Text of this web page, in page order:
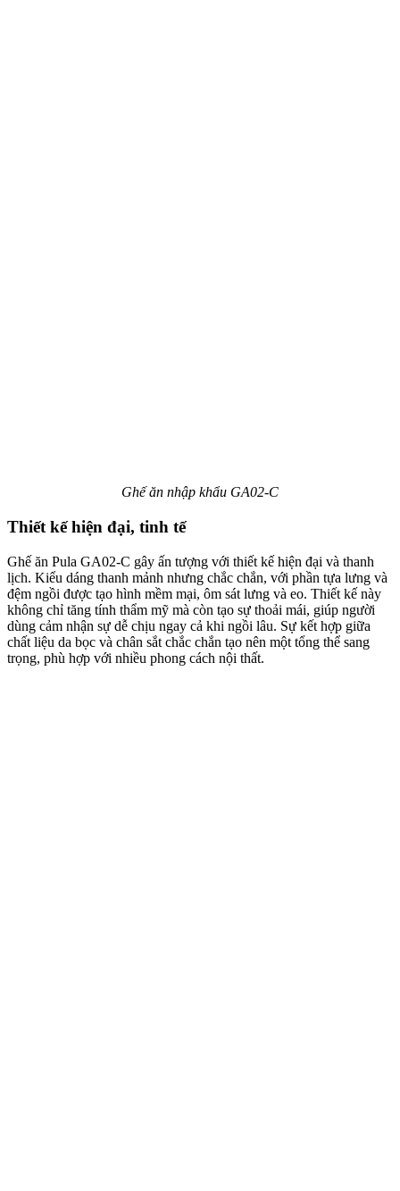
Ghế ăn nhập khẩu GA02-C
Thiết kế hiện đại, tinh tế
Ghế ăn Pula GA02-C gây ấn tượng với thiết kế hiện đại và thanh
lịch. Kiểu dáng thanh mảnh nhưng chắc chắn, với phần tựa lưng và
đệm ngồi được tạo hình mềm mại, ôm sát lưng và eo. Thiết kế này
không chỉ tăng tính thẩm mỹ mà còn tạo sự thoải mái, giúp người
dùng cảm nhận sự dễ chịu ngay cả khi ngồi lâu. Sự kết hợp giữa
chất liệu da bọc và chân sắt chắc chắn tạo nên một tổng thể sang
trọng, phù hợp với nhiều phong cách nội thất.